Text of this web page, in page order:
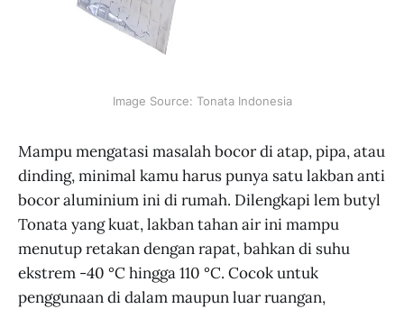
Image Source: Tonata Indonesia
Mampu mengatasi masalah bocor di atap, pipa, atau
dinding, minimal kamu harus punya satu lakban anti
bocor aluminium ini di rumah. Dilengkapi lem butyl
Tonata yang kuat, lakban tahan air ini mampu
menutup retakan dengan rapat, bahkan di suhu
ekstrem -40 °C hingga 110 °C. Cocok untuk
penggunaan di dalam maupun luar ruangan,